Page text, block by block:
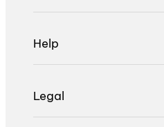
Help
Legal